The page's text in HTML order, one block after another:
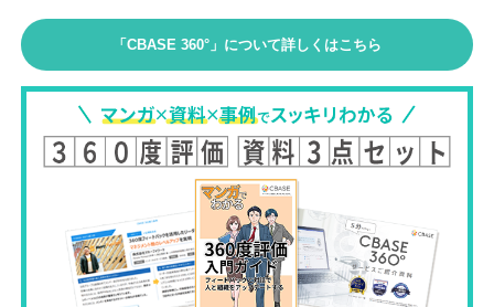
「CBASE 360°」について詳しくはこちら